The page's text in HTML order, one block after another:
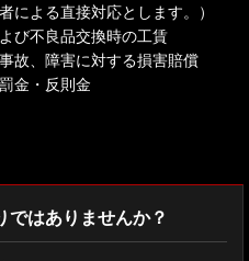
よる直接対応とします。）
び不良品交換時の工賃
故、障害に対する損害賠償
金・反則金
ではありませんか？